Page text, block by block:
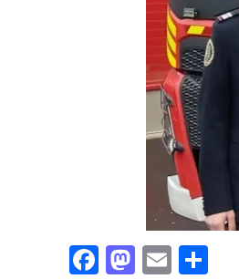
Facebook
Mastodon
Email